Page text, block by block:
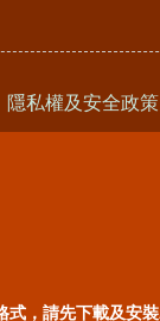
隱私權及安全政策
式，請先下載及安